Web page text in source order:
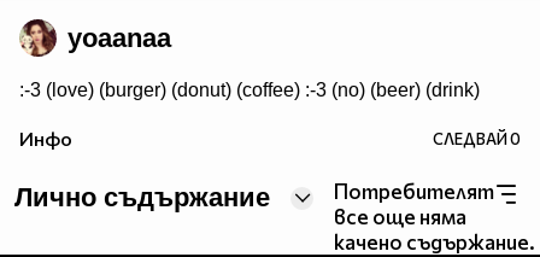
yoaanaa
:-3 (love) (burger) (donut) (coffee) :-3 (no) (beer) (drink)
Инфо СЛЕДВАЙ0
Лично съдържание
Потребителят
все още няма
качено съдържание.